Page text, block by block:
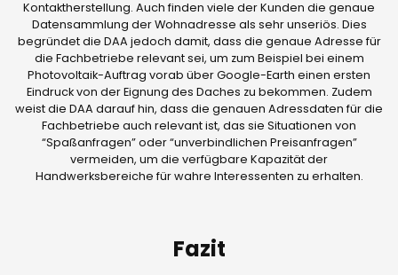
Kontaktherstellung. Auch finden viele der Kunden die genaue
Datensammlung der Wohnadresse als sehr unseriös. Dies
begründet die DAA jedoch damit, dass die genaue Adresse für
die Fachbetriebe relevant sei, um zum Beispiel bei einem
Photovoltaik-Auftrag vorab über Google-Earth einen ersten
Eindruck von der Eignung des Daches zu bekommen. Zudem
weist die DAA darauf hin, dass die genauen Adressdaten für die
Fachbetriebe auch relevant ist, das sie Situationen von
“Spaßanfragen” oder “unverbindlichen Preisanfragen”
vermeiden, um die verfügbare Kapazität der
Handwerksbereiche für wahre Interessenten zu erhalten.
Fazit